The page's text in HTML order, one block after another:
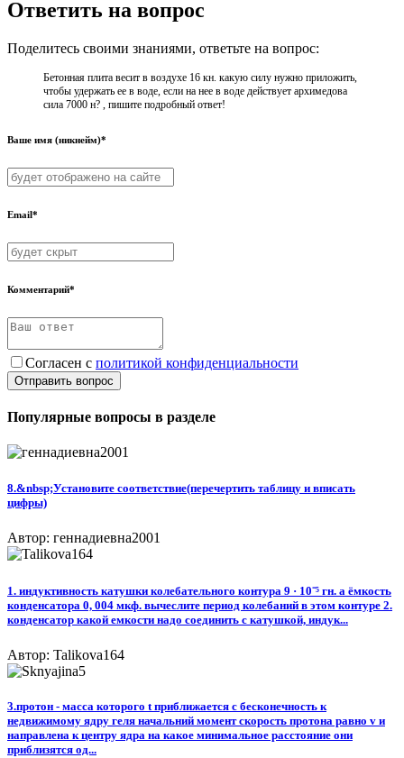
Ответить на вопрос
Поделитесь своими знаниями, ответьте на вопрос:
Бетонная плита весит в воздухе 16 кн. какую силу нужно приложить,
чтобы удержать ее в воде, если на нее в воде действует архимедова
сила 7000 н? , пишите подробный ответ!
Ваше имя (никнейм)*
Email*
Комментарий*
Согласен с политикой конфиденциальности
Отправить вопрос
Популярные вопросы в разделе
8.&nbsp;Установите соответствие(перечертить таблицу и вписать
цифры)​
Автор: геннадиевна2001
1. индуктивность катушки колебательного контура 9 · 10⁻⁵ гн. а ёмкость
конденсатора 0, 004 мкф. вычеслите период колебаний в этом контуре 2.
конденсатор какой емкости надо соединить с катушкой, индук...
Автор: Talikova164
3.протон - масса которого t приближается с бесконечность к
недвижимому ядру геля начальний момент скорость протона равно v и
направлена к центру ядра на какое минимальное расстояние они
приблизятся од...